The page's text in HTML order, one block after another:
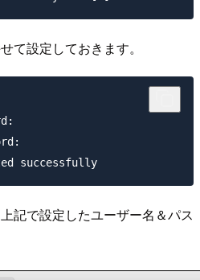
て設定しておきます。
記で設定したユーザー名＆パス